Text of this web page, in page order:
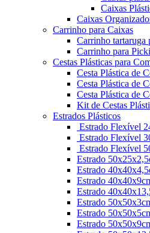
Caixas
Caixas
Carrinho para Caixas
Carrinho tartaruga
Carrinho para
Cestas Plásticas para
Cesta Plástica de
Cesta Plástica de
Cesta Plástica de
Kit de Cestas
Estrados Plásticos
Estrado Flexível
Estrado Flexível
Estrado Flexível
Estrado
Estrado
Estrado
Estrado
Estrado
Estrado
Estrado